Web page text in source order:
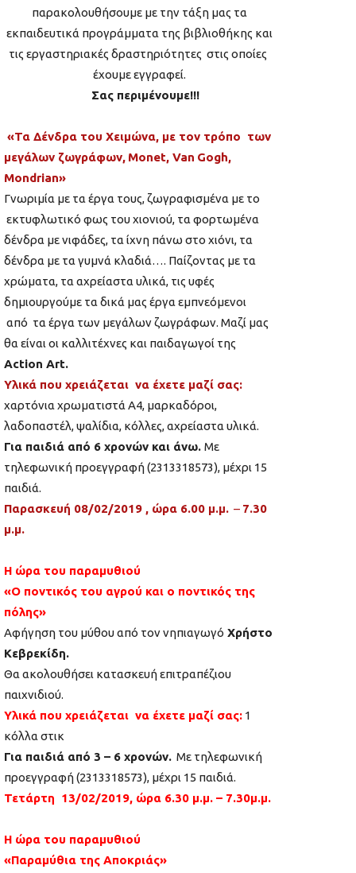
παρακολουθήσουμε με την τάξη μας τα
εκπαιδευτικά προγράμματα της βιβλιοθήκης και
τις εργαστηριακές δραστηριότητες στις οποίες
έχουμε εγγραφεί.
Σας περιμένουμε!!!
«Τα Δένδρα του Χειμώνα, με τον τρόπο των
μεγάλων ζωγράφων, Monet, Van Gogh,
Μondrian»
Γνωριμία με τα έργα τους, ζωγραφισμένα με το
εκτυφλωτικό φως του χιονιού, τα φορτωμένα
δένδρα με νιφάδες, τα ίχνη πάνω στο χιόνι, τα
δένδρα με τα γυμνά κλαδιά…. Παίζοντας με τα
χρώματα, τα αχρείαστα υλικά, τις υφές
δημιουργούμε τα δικά μας έργα εμπνεόμενοι
από τα έργα των μεγάλων ζωγράφων. Μαζί μας
θα είναι οι καλλιτέχνες και παιδαγωγοί της
Αction Art.
Υλικά που χρειάζεται να έχετε μαζί σας:
χαρτόνια χρωματιστά Α4, μαρκαδόροι,
λαδοπαστέλ, ψαλίδια, κόλλες, αχρείαστα υλικά.
Για παιδιά από 6 χρονών και άνω. Με
τηλεφωνική προεγγραφή (2313318573), μέχρι 15
παιδιά.
Παρασκευή 08/02/2019 , ώρα 6.00 μ.μ. – 7.30
μ.μ.
Η ώρα του παραμυθιού
«Ο ποντικός του αγρού και ο ποντικός της
πόλης»
Αφήγηση του μύθου από τον νηπιαγωγό Χρήστο
Κεβρεκίδη.
Θα ακολουθήσει κατασκευή επιτραπέζιου
παιχνιδιού.
Υλικά που χρειάζεται να έχετε μαζί σας: 1
κόλλα στικ
Για παιδιά από 3 – 6 χρονών. Με τηλεφωνική
προεγγραφή (2313318573), μέχρι 15 παιδιά.
Τετάρτη 13/02/2019, ώρα 6.30 μ.μ. – 7.30μ.μ.
Η ώρα του παραμυθιού
«Παραμύθια της Αποκριάς»